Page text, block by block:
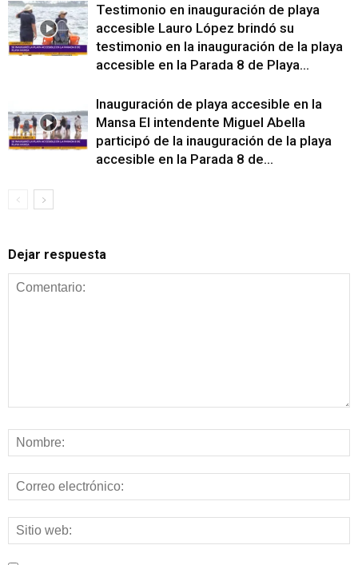
Testimonio en inauguración de playa
accesible Lauro López brindó su
testimonio en la inauguración de la playa
accesible en la Parada 8 de Playa...
Inauguración de playa accesible en la
Mansa El intendente Miguel Abella
participó de la inauguración de la playa
accesible en la Parada 8 de...
Dejar respuesta